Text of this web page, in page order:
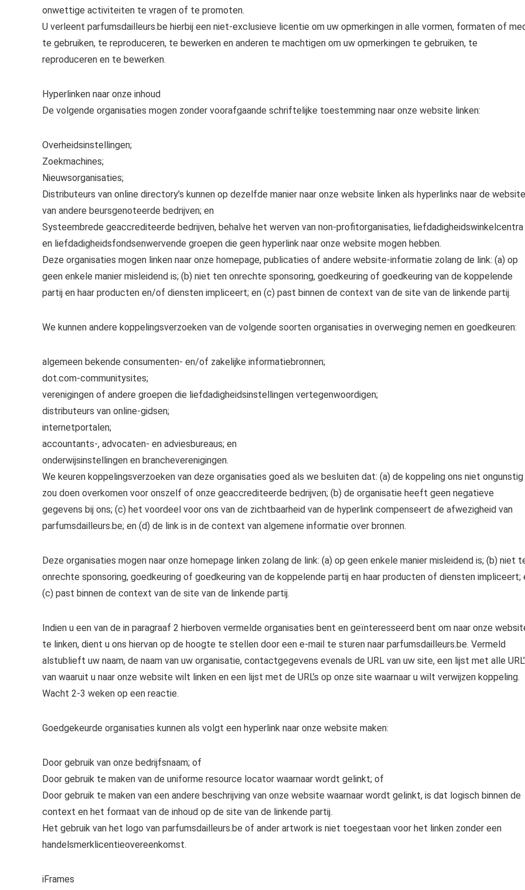
onwettige activiteiten te vragen of te promoten.
U verleent parfumsdailleurs.be hierbij een niet-exclusieve licentie om uw opmerkingen in alle vormen, formaten of
te gebruiken, te reproduceren, te bewerken en anderen te machtigen om uw opmerkingen te gebruiken, te
reproduceren en te bewerken.
Hyperlinken naar onze inhoud
De volgende organisaties mogen zonder voorafgaande schriftelijke toestemming naar onze website linken:
Overheidsinstellingen;
Zoekmachines;
Nieuwsorganisaties;
Distributeurs van online directory’s kunnen op dezelfde manier naar onze website linken als hyperlinks naar de
van andere beursgenoteerde bedrijven; en
Systeembrede geaccrediteerde bedrijven, behalve het werven van non-profitorganisaties, liefdadigheidswinkelcentra
en liefdadigheidsfondsenwervende groepen die geen hyperlink naar onze website mogen hebben.
Deze organisaties mogen linken naar onze homepage, publicaties of andere website-informatie zolang de link: (a) op
geen enkele manier misleidend is; (b) niet ten onrechte sponsoring, goedkeuring of goedkeuring van de koppelende
partij en haar producten en/of diensten impliceert; en (c) past binnen de context van de site van de linkende partij.
We kunnen andere koppelingsverzoeken van de volgende soorten organisaties in overweging nemen en goedkeuren:
algemeen bekende consumenten- en/of zakelijke informatiebronnen;
dot.com-communitysites;
verenigingen of andere groepen die liefdadigheidsinstellingen vertegenwoordigen;
distributeurs van online-gidsen;
internetportalen;
accountants-, advocaten- en adviesbureaus; en
onderwijsinstellingen en brancheverenigingen.
We keuren koppelingsverzoeken van deze organisaties goed als we besluiten dat: (a) de koppeling ons niet ongunstig
zou doen overkomen voor onszelf of onze geaccrediteerde bedrijven; (b) de organisatie heeft geen negatieve
gegevens bij ons; (c) het voordeel voor ons van de zichtbaarheid van de hyperlink compenseert de afwezigheid van
parfumsdailleurs.be; en (d) de link is in de context van algemene informatie over bronnen.
Deze organisaties mogen naar onze homepage linken zolang de link: (a) op geen enkele manier misleidend is; (b) niet
onrechte sponsoring, goedkeuring of goedkeuring van de koppelende partij en haar producten of diensten impliceert;
(c) past binnen de context van de site van de linkende partij.
Indien u een van de in paragraaf 2 hierboven vermelde organisaties bent en geïnteresseerd bent om naar onze
te linken, dient u ons hiervan op de hoogte te stellen door een e-mail te sturen naar parfumsdailleurs.be. Vermeld
alstublieft uw naam, de naam van uw organisatie, contactgegevens evenals de URL van uw site, een lijst met alle
van waaruit u naar onze website wilt linken en een lijst met de URL’s op onze site waarnaar u wilt verwijzen koppeling.
Wacht 2-3 weken op een reactie.
Goedgekeurde organisaties kunnen als volgt een hyperlink naar onze website maken:
Door gebruik van onze bedrijfsnaam; of
Door gebruik te maken van de uniforme resource locator waarnaar wordt gelinkt; of
Door gebruik te maken van een andere beschrijving van onze website waarnaar wordt gelinkt, is dat logisch binnen de
context en het formaat van de inhoud op de site van de linkende partij.
Het gebruik van het logo van parfumsdailleurs.be of ander artwork is niet toegestaan ​​voor het linken zonder een
handelsmerklicentieovereenkomst.
iFrames